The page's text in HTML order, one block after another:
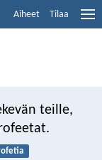
Aiheet Tilaa
teille,